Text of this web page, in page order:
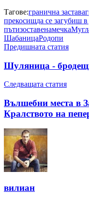
Тагове:гранична застава
прекосишда се загубиш
пътизоставенамечка
ШабаницаРодопи
Предишната статия
Шуляница -
Следващата статия
Вълшебни места в
Кралството на
вилиан